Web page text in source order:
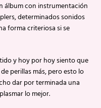
álbum con instrumentación
determinados sonidos
forma criteriosa si se
y hoy por hoy siento que
perillas más, pero esto lo
dar por terminada una
lo mejor.